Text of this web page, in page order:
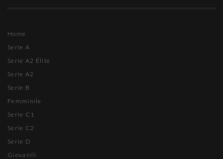
Home
Serie A
Serie A2 Élite
Serie A2
Serie B
Femminile
Serie C1
Serie C2
Serie D
Giovanili